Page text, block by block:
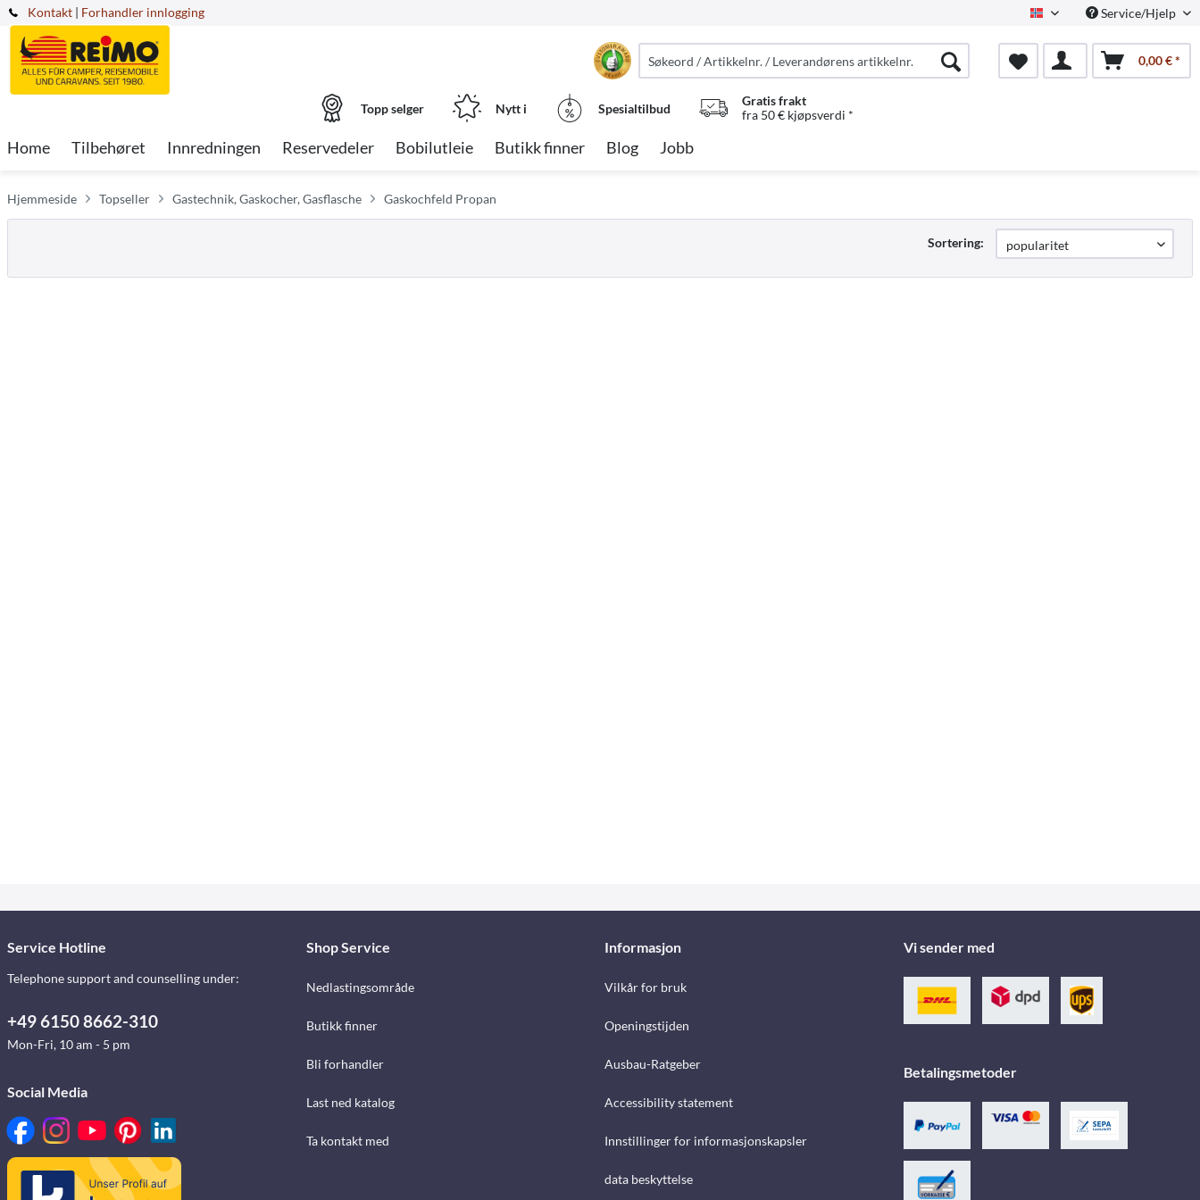
Kontakt NorwegianService/Hjelp
| Forhandler innlogging
0,00 € *
Topp selger Nytt i Spesialtilbud
Gratis frakt
fra 50 € kjøpsverdi *
Home Tilbehøret Innredningen Reservedeler Bobilutleie Butikk finner Blog Jobb
Hjemmeside Topseller Gastechnik, Gaskocher, Gasflasche Gaskochfeld Propan
Sortering:
Service Hotline
Telephone support and counselling under:
+49 6150 8662-310
Mon-Fri, 10 am - 5 pm
Social Media
Shop Service
Nedlastingsområde
Butikk finner
Bli forhandler
Last ned katalog
Ta kontakt med
Informasjon
Vilkår for bruk
Openingstijden
Ausbau-Ratgeber
Accessibility statement
Innstillinger for informasjonskapsler
data beskyttelse
Vi sender med
Betalingsmetoder